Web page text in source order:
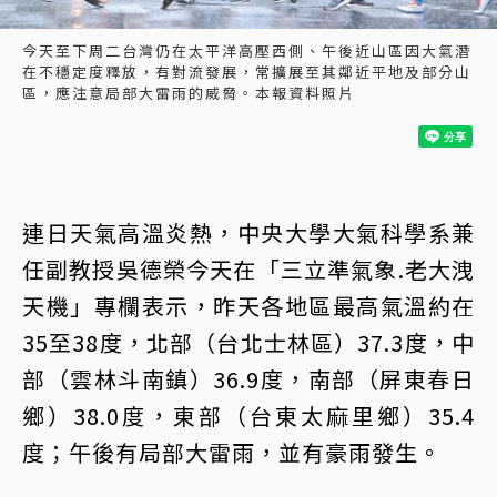
今天至下周二台灣仍在太平洋高壓西側、午後近山區因大氣潛
在不穩定度釋放，有對流發展，常擴展至其鄰近平地及部分山
區，應注意局部大雷雨的威脅。本報資料照片
連日天氣高溫炎熱，中央大學大氣科學系兼
任副教授吳德榮今天在「三立準氣象.老大洩
天機」專欄表示，昨天各地區最高氣溫約在
35至38度，北部（台北士林區）37.3度，中
部（雲林斗南鎮）36.9度，南部（屏東春日
鄉）38.0度，東部（台東太麻里鄉）35.4
度；午後有局部大雷雨，並有豪雨發生。